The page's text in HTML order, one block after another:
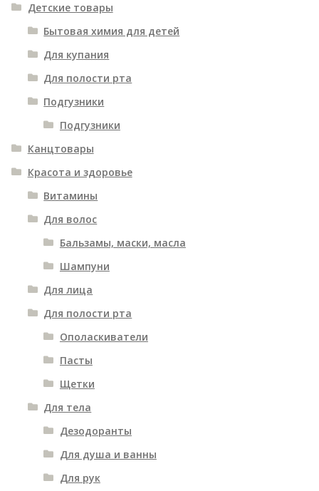
Детские товары
Бытовая химия для детей
Для купания
Для полости рта
Подгузники
Подгузники
Канцтовары
Красота и здоровье
Витамины
Для волос
Бальзамы, маски, масла
Шампуни
Для лица
Для полости рта
Ополаскиватели
Пасты
Щетки
Для тела
Дезодоранты
Для душа и ванны
Для рук